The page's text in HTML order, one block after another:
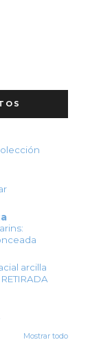
arcilla
Mostrar todo